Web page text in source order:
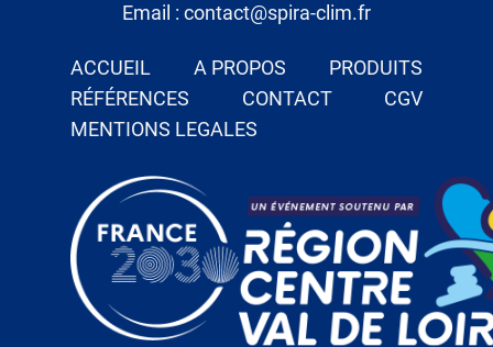
Email : contact@spira-clim.fr
ACCUEIL A PROPOS
PRODUITS
RÉFÉRENCES
CONTACT
CGV
MENTIONS LEGALES